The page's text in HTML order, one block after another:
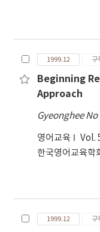
1999.12 구
Beginning
Approach
Gyeonghee No
영어교육 Vol.
한국영어교육학
1999.12 구